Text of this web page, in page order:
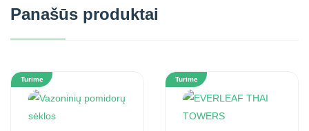
Panašūs produktai
Turime Turime